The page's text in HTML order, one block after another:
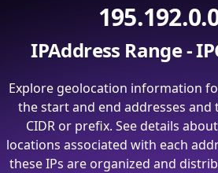
IPAddress Range -
Explore geolocation information
the start and end addresses
CIDR or prefix. See details
locations associated with each
these IPs are organized and